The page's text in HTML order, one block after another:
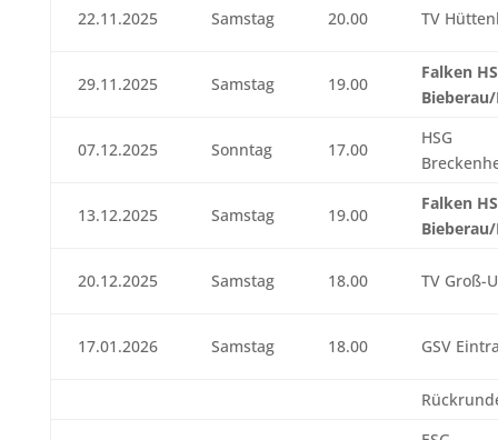
22.11.2025 Samstag 20.00 TV
29.11.2025 Samstag 19.00
Falken
07.12.2025 Sonntag 17.00
HSG
13.12.2025 Samstag 19.00
Falken
20.12.2025 Samstag 18.00 TV Groß-
17.01.2026 Samstag 18.00 GSV